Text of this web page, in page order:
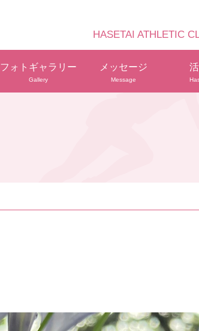
HASETAI ATHLETIC
フォトギャラリー
Gallery
メッセージ
Message